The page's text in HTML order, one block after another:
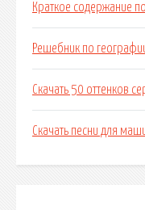
Краткое содержание
Решебник по
Скачать 50 оттенков
Скачать песни для